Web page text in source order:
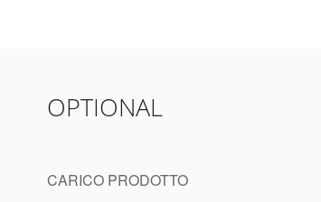
OPTIONAL
CARICO PRODOTTO